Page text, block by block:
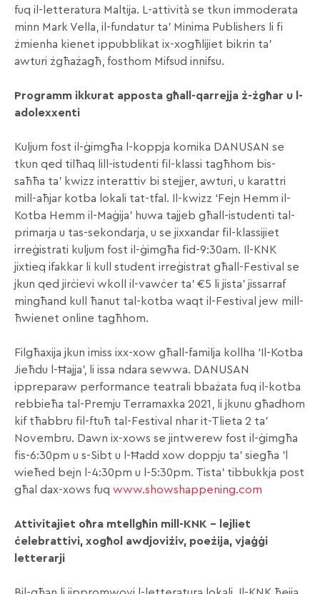
fuq il-letteratura Maltija. L-attività se tkun immoderata
minn Mark Vella, il-fundatur ta’ Minima Publishers li fi
żmienha kienet ippubblikat ix-xogħlijiet bikrin ta’
awturi żgħażagħ, fosthom Mifsud innifsu.
Programm ikkurat apposta għall-qarrejja ż-żgħar u l-
adolexxenti
Kuljum fost il-ġimgħa l-koppja komika DANUSAN se
tkun qed tilħaq lill-istudenti fil-klassi tagħhom bis-
saħħa ta’ kwizz interattiv bi stejjer, awturi, u karattri
mill-aħjar kotba lokali tat-tfal. Il-kwizz ‘Fejn Hemm il-
Kotba Hemm il-Maġija’ huwa tajjeb għall-istudenti tal-
primarja u tas-sekondarja, u se jixxandar fil-klassijiet
irreġistrati kuljum fost il-ġimgħa fid-9:30am. Il-KNK
jixtieq ifakkar li kull student irreġistrat għall-Festival se
jkun qed jirċievi wkoll il-vawċer ta’ €5 li jista’ jissarraf
mingħand kull ħanut tal-kotba waqt il-Festival jew mill-
ħwienet online tagħhom.
Filgħaxija jkun imiss ixx-xow għall-familja kollha ‘Il-Kotba
Jieħdu l-Ħajja’, li issa ndara sewwa. DANUSAN
ippreparaw performance teatrali bbażata fuq il-kotba
rebbieħa tal-Premju Terramaxka 2021, li jkunu għadhom
kif tħabbru fil-ftuħ tal-Festival nhar it-Tlieta 2 ta’
Novembru. Dawn ix-xows se jintwerew fost il-ġimgħa
fis-6:30pm u s-Sibt u l-Ħadd xow doppju ta’ siegħa ’l
wieħed bejn l-4:30pm u l-5:30pm. Tista’ tibbukkja post
għal dax-xows fuq www.showshappening.com
Attivitajiet oħra mtellgħin mill-KNK – lejliet
ċelebrattivi, xogħol awdjoviżiv, poeżija, vjaġġi
letterarji